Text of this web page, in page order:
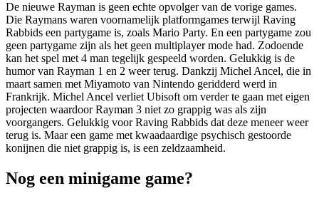
De nieuwe Rayman is geen echte opvolger van de vorige games.
Die Raymans waren voornamelijk platformgames terwijl Raving
Rabbids een partygame is, zoals Mario Party. En een partygame zou
geen partygame zijn als het geen multiplayer mode had. Zodoende
kan het spel met 4 man tegelijk gespeeld worden. Gelukkig is de
humor van Rayman 1 en 2 weer terug. Dankzij Michel Ancel, die in
maart samen met Miyamoto van Nintendo geridderd werd in
Frankrijk. Michel Ancel verliet Ubisoft om verder te gaan met eigen
projecten waardoor Rayman 3 niet zo grappig was als zijn
voorgangers. Gelukkig voor Raving Rabbids dat deze meneer weer
terug is. Maar een game met kwaadaardige psychisch gestoorde
konijnen die niet grappig is, is een zeldzaamheid.
Nog een minigame game?